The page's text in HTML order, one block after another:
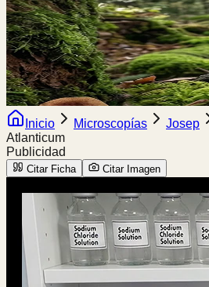
Inicio Microscopías Josep
Atlanticum
Publicidad
Citar Ficha Citar Imagen